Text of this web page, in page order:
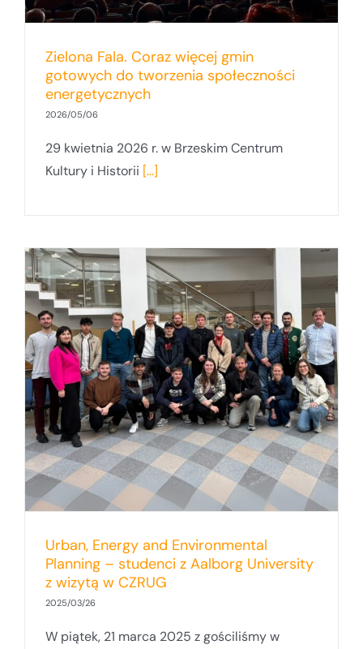
Zielona Fala. Coraz więcej gmin
gotowych do tworzenia społeczności
energetycznych
2026/05/06
29 kwietnia 2026 r. w Brzeskim Centrum
Kultury i Historii [...]
Urban, Energy and Environmental
Planning – studenci z Aalborg University
z wizytą w CZRUG
2025/03/26
W piątek, 21 marca 2025 z gościliśmy w